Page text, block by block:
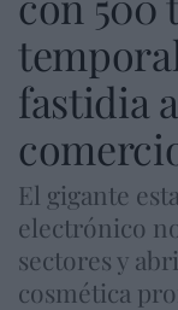
fastidia
El gigante
electrónico
sectores y
cosmética